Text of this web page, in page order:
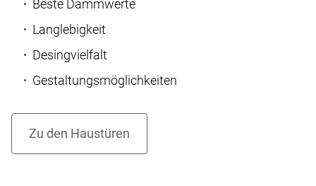
Beste Dämmwerte
Langlebigkeit
Desingvielfalt
Gestaltungsmöglichkeiten